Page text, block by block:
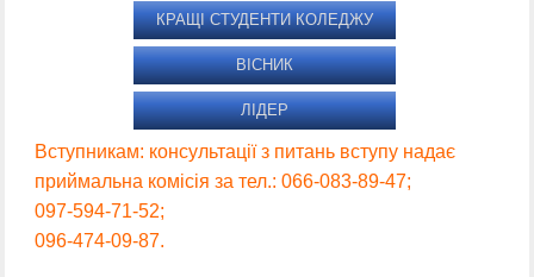
КРАЩІ СТУДЕНТИ КОЛЕДЖУ
ВІСНИК
ЛІДЕР
Вступникам: консультації з питань вступу надає
приймальна комісія за тел.: 066-083-89-47;
097-594-71-52;
096-474-09-87.